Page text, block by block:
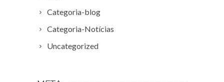
Categoria-blog
Categoria-Notícias
Uncategorized